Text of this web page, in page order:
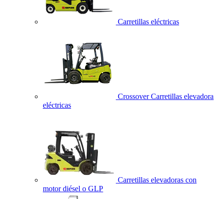
Carretillas eléctricas
Crossover Carretillas elevadora
eléctricas
Carretillas elevadoras con
motor diésel o GLP